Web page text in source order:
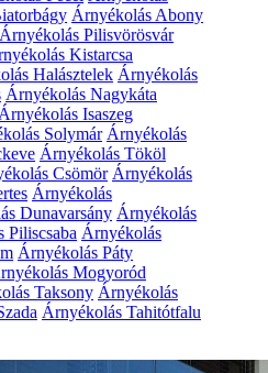
Árnyékolás Abony
Árnyékolás Pilisvörösvár
Kistarcsa
Halásztelek Árnyékolás
Árnyékolás Nagykáta
Isaszeg
Solymár Árnyékolás
Árnyékolás Tököl
Csömör Árnyékolás
Árnyékolás
Dunavarsány Árnyékolás
Piliscsaba Árnyékolás
Árnyékolás Páty
Mogyoród
Taksony Árnyékolás
Árnyékolás Tahitótfalu